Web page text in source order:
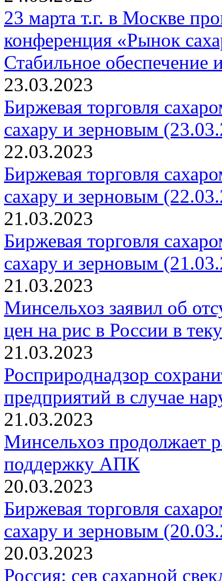
23 марта т.г. в Москве
конференция «Рынок
Стабильное обеспечение
23.03.2023
Биржевая торговля
сахару и зерновым
22.03.2023
Биржевая торговля
сахару и зерновым
21.03.2023
Биржевая торговля
сахару и зерновым
21.03.2023
Минсельхоз заявил об
цен на рис в России в
21.03.2023
Росприроднадзор
предприятий в случае
21.03.2023
Минсельхоз продолжает
поддержку АПК
20.03.2023
Биржевая торговля
сахару и зерновым
20.03.2023
Россия: сев сахарной